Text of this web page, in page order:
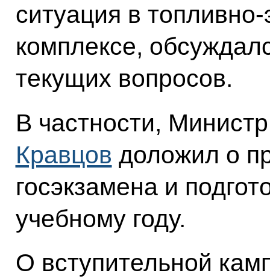
ситуация в
комплексе,
текущих вопросов.
В частности,
Кравцов доложил о
госэкзамена и
учебному году.
О вступительной